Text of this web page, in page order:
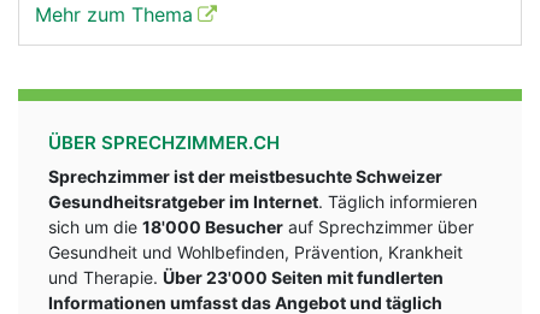
Mehr zum Thema
ÜBER SPRECHZIMMER.CH
Sprechzimmer ist der meistbesuchte Schweizer
Gesundheitsratgeber im Internet. Täglich informieren
sich um die 18'000 Besucher auf Sprechzimmer über
Gesundheit und Wohlbefinden, Prävention, Krankheit
und Therapie. Über 23'000 Seiten mit fundlerten
Informationen umfasst das Angebot und täglich